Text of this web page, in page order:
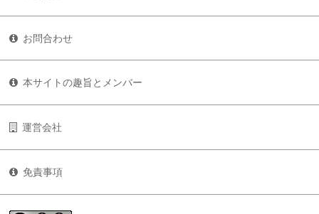
お問合わせ
本サイトの趣旨とメンバー
運営会社
免責事項